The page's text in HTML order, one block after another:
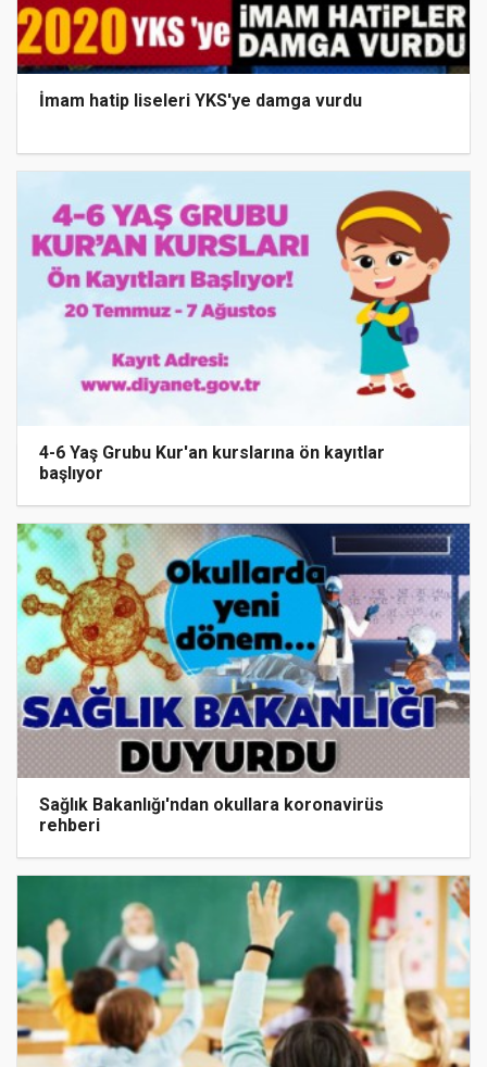
İmam hatip liseleri YKS'ye damga vurdu
4-6 Yaş Grubu Kur'an kurslarına ön kayıtlar
başlıyor
Sağlık Bakanlığı'ndan okullara koronavirüs
rehberi